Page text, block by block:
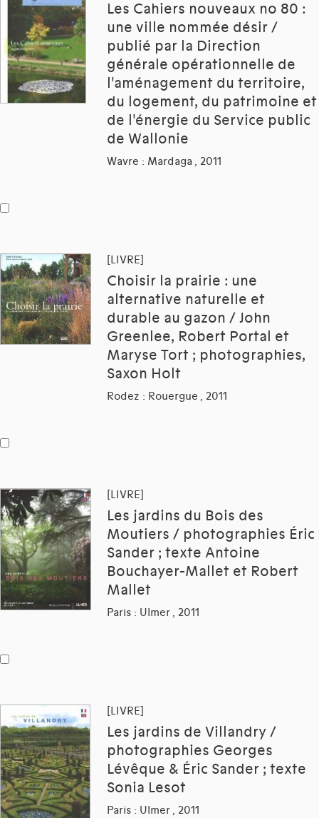
Les Cahiers nouveaux no 80 :
une ville nommée désir /
publié par la Direction
générale opérationnelle de
l'aménagement du territoire,
du logement, du patrimoine et
de l'énergie du Service public
de Wallonie
Wavre : Mardaga , 2011
[LIVRE]
Choisir la prairie : une
alternative naturelle et
durable au gazon / John
Greenlee, Robert Portal et
Maryse Tort ; photographies,
Saxon Holt
Rodez : Rouergue , 2011
[LIVRE]
Les jardins du Bois des
Moutiers / photographies Éric
Sander ; texte Antoine
Bouchayer-Mallet et Robert
Mallet
Paris : Ulmer , 2011
[LIVRE]
Les jardins de Villandry /
photographies Georges
Lévêque & Éric Sander ; texte
Sonia Lesot
Paris : Ulmer , 2011